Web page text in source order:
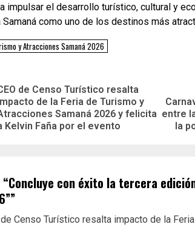
impulsar el desarrollo turístico, cultural y
como uno de los destinos más
y Atracciones Samaná 2026
de Censo Turístico resalta
de la Feria de Turismo y
Samaná 2026 y felicita
Kelvin Faña por el evento
entre
la
Concluye con éxito la tercera
”
de Censo Turístico resalta impacto de la